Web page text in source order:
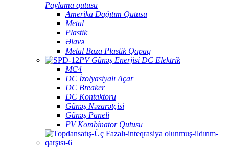
Paylama qutusu
Amerika Dağıtım Qutusu
Metal
Plastik
Əlavə
Metal Baza Plastik Qapaq
PV Günəş Enerjisi DC Elektrik
MC4
DC İzolyasiyalı Açar
DC Breaker
DC Kontaktoru
Günəş Nəzarətçisi
Günəş Paneli
PV Kombinator Qutusu